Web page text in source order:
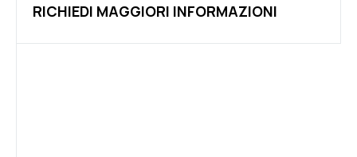
RICHIEDI MAGGIORI INFORMAZIONI